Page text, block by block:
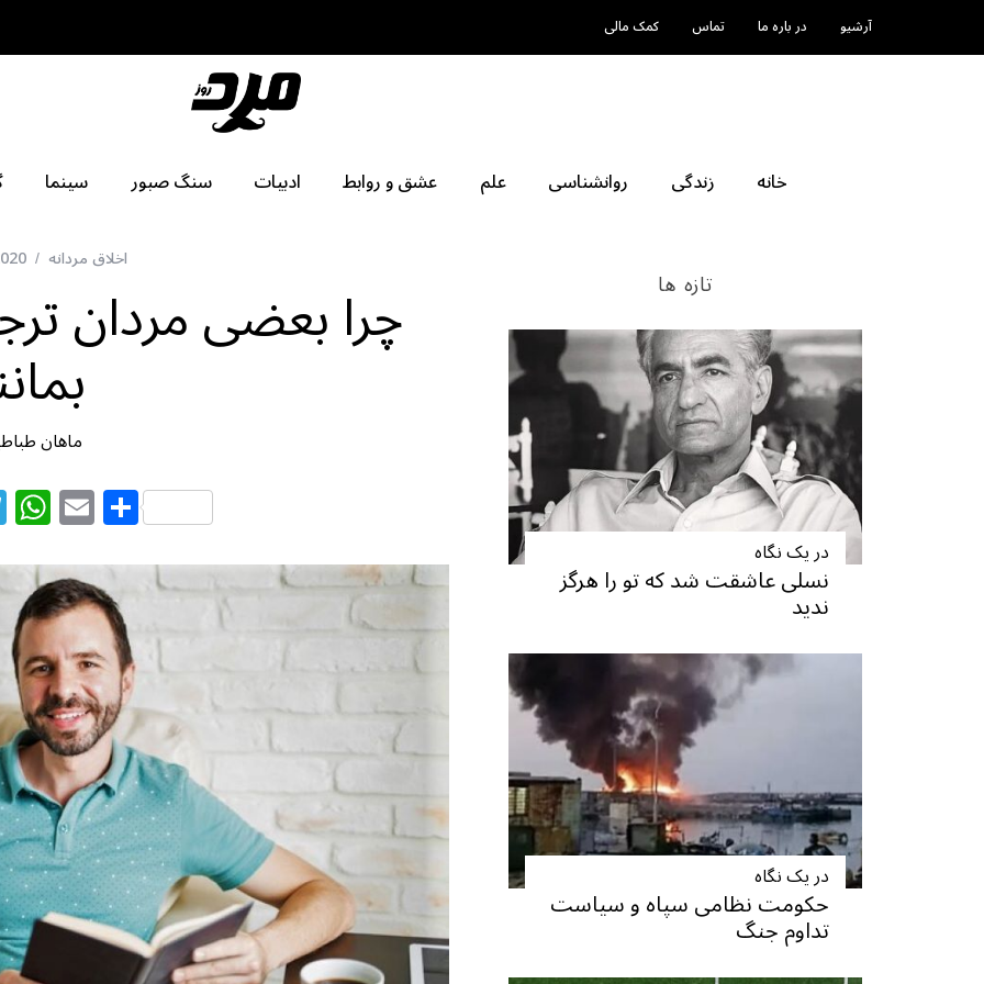
آرشیو در باره ما تماس کمک مالی
خانه زندگی روانشناسی علم عشق و روابط ادبیات سنگ صبور سینما
اخلاق مردانه
چرا بعضی مردان
ماهان
T
el
e
g
ra
m
W
h
at
s
A
p
p
E
m
ai
l
S
h
ar
e
تازه ها
در یک نگاه
نسلی عاشقت شد که تو را هرگز
ندید
در یک نگاه
حکومت نظامی سپاه و سیاست
تداوم جنگ